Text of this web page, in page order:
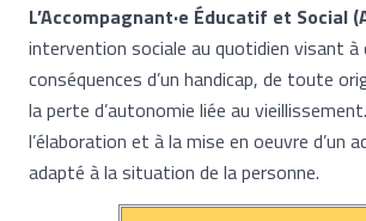
L’Accompagnant·e Éducatif et Social
intervention sociale au quotidien visant à
conséquences d’un handicap, de toute
la perte d’autonomie liée au
l’élaboration et à la mise en oeuvre d’un
adapté à la situation de la personne.